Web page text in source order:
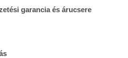
agarancia és árucsere